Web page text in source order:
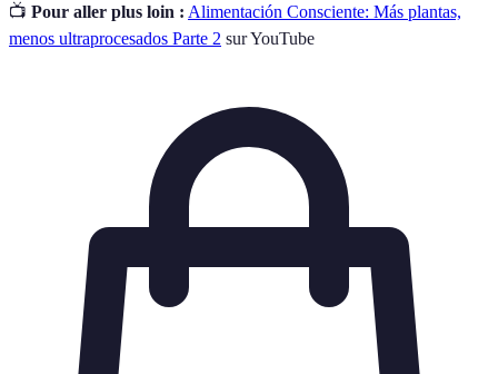
📺 Pour aller plus loin : Alimentación Consciente: Más plantas,
menos ultraprocesados Parte 2 sur YouTube